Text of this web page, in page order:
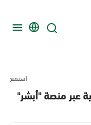
استمع
عبر منصة "أبشر"